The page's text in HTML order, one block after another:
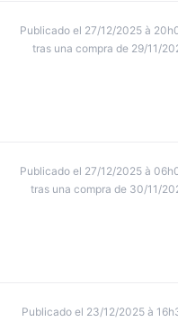
Publicado el 27/12/2025 à
tras una compra de 29/11/
Publicado el 27/12/2025 à
tras una compra de 30/11/
Publicado el 23/12/2025 à